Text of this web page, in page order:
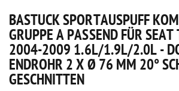
BASTUCK SPORTAUSPUFF
GRUPPE A PASSEND FÜR
2004-2009 1.6L/1.9L/2.0L -
ENDROHR 2 X Ø 76 MM 20°
GESCHNITTEN